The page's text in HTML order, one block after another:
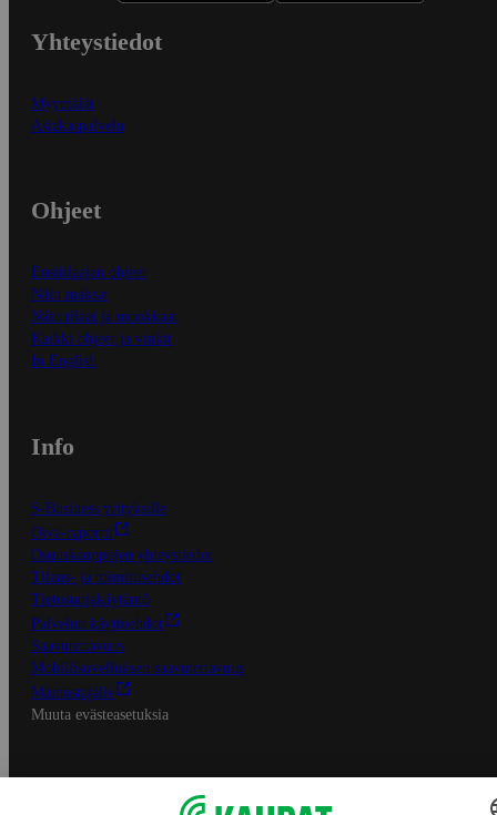
Yhteystiedot
Myymälät
Asiakaspalvelu
Ohjeet
Ensitilaajan ohjeet
Näin maksat
Näin tilaat ja muokkaat
Kaikki ohjeet ja vinkit
In English
Info
S-Business yrityksille
Oiva-raportit
Osuuskauppojen yhteystiedot
Tilaus- ja toimitusehdot
Tietosuojakäytäntö
Palvelun käyttöehdot
Saavutettavuus
Mobiilisovelluksen saavutettavuus
Mainostajalle
Muuta evästeasetuksia
S-ryhmän palvelut